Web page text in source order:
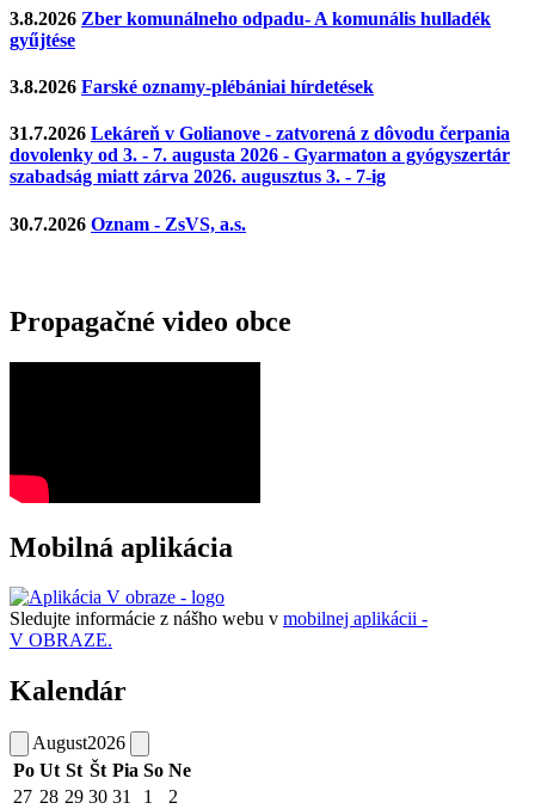
3.8.2026 Zber komunálneho odpadu- A komunális hulladék
gyűjtése
3.8.2026 Farské oznamy-plébániai hírdetések
31.7.2026 Lekáreň v Golianove - zatvorená z dôvodu čerpania
dovolenky od 3. - 7. augusta 2026 - Gyarmaton a gyógyszertár
szabadság miatt zárva 2026. augusztus 3. - 7-ig
30.7.2026 Oznam - ZsVS, a.s.
Propagačné video obce
Mobilná aplikácia
Sledujte informácie z nášho webu v mobilnej aplikácii -
V OBRAZE.
Kalendár
August2026
Po Ut St Št Pia So Ne
27 28 29 30 31 1
2